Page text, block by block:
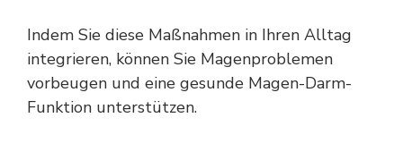
Indem Sie diese Maßnahmen in Ihren Alltag
integrieren, können Sie Magenproblemen
vorbeugen und eine gesunde Magen-Darm-
Funktion unterstützen.